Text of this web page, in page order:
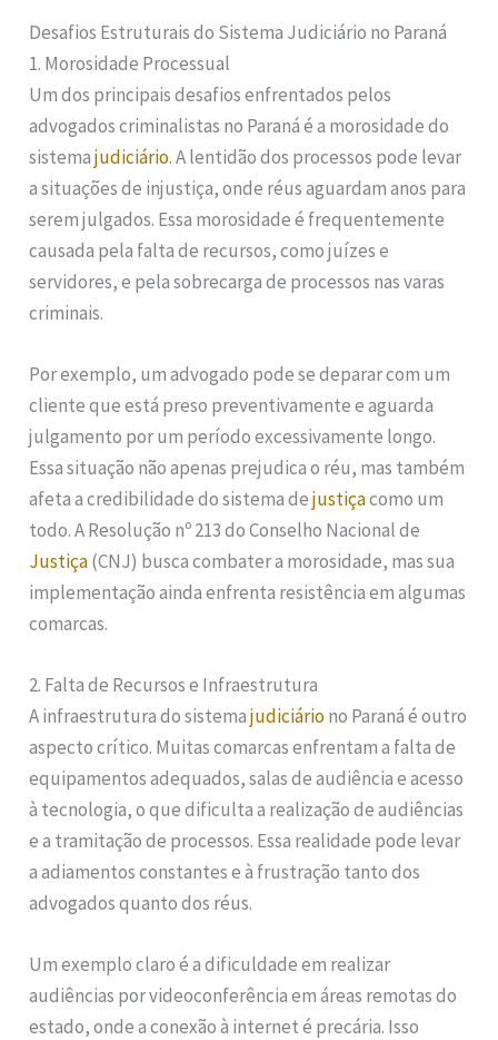
Desafios Estruturais do Sistema Judiciário no Paraná
1. Morosidade Processual
Um dos principais desafios enfrentados pelos
advogados criminalistas no Paraná é a morosidade do
sistemajudiciário. A lentidão dos processos pode levar
a situações de injustiça, onde réus aguardam anos para
serem julgados. Essa morosidade é frequentemente
causada pela falta de recursos, como juízes e
servidores, e pela sobrecarga de processos nas varas
criminais.
Por exemplo, um advogado pode se deparar com um
cliente que está preso preventivamente e aguarda
julgamento por um período excessivamente longo.
Essa situação não apenas prejudica o réu, mas também
afeta a credibilidade do sistema dejustiçacomo um
todo. A Resolução nº 213 do Conselho Nacional de
Justiça(CNJ) busca combater a morosidade, mas sua
implementação ainda enfrenta resistência em algumas
comarcas.
2. Falta de Recursos e Infraestrutura
A infraestrutura do sistemajudiciáriono Paraná é outro
aspecto crítico. Muitas comarcas enfrentam a falta de
equipamentos adequados, salas de audiência e acesso
à tecnologia, o que dificulta a realização de audiências
e a tramitação de processos. Essa realidade pode levar
a adiamentos constantes e à frustração tanto dos
advogados quanto dos réus.
Um exemplo claro é a dificuldade em realizar
audiências por videoconferência em áreas remotas do
estado, onde a conexão à internet é precária. Isso